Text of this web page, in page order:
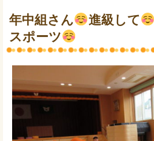
年中組さん 進級して
スポーツ